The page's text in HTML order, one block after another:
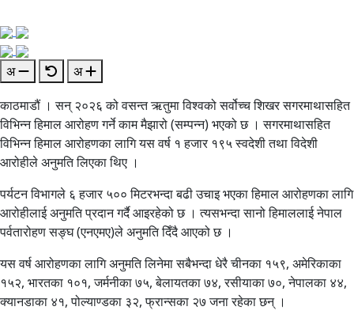
अ
अ
काठमाडौं । सन् २०२६ को वसन्त ऋतुमा विश्वको सर्वोच्च शिखर सगरमाथासहित
विभिन्न हिमाल आरोहण गर्ने काम मैझारो (सम्पन्न) भएको छ । सगरमाथासहित
विभिन्न हिमाल आरोहणका लागि यस वर्ष १ हजार १९५ स्वदेशी तथा विदेशी
आरोहीले अनुमति लिएका थिए ।
पर्यटन विभागले ६ हजार ५०० मिटरभन्दा बढी उचाइ भएका हिमाल आरोहणका लागि
आरोहीलाई अनुमति प्रदान गर्दै आइरहेको छ । त्यसभन्दा सानो हिमाललाई नेपाल
पर्वतारोहण सङ्घ (एनएमए)ले अनुमति दिँदै आएको छ ।
यस वर्ष आरोहणका लागि अनुमति लिनेमा सबैभन्दा धेरै चीनका १५९, अमेरिकाका
१५२, भारतका १०१, जर्मनीका ७५, बेलायतका ७४, रसीयाका ७०, नेपालका ४४,
क्यानडाका ४१, पोल्याण्डका ३२, फ्रान्सका २७ जना रहेका छन् ।